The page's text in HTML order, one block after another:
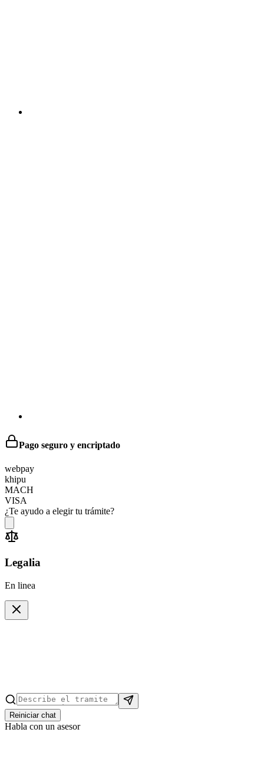
Pago seguro y encriptado
webpay
khipu
MACH
VISA
¿Te ayudo a elegir tu trámite?
Legalia
En linea
Reiniciar chat
Habla con un asesor